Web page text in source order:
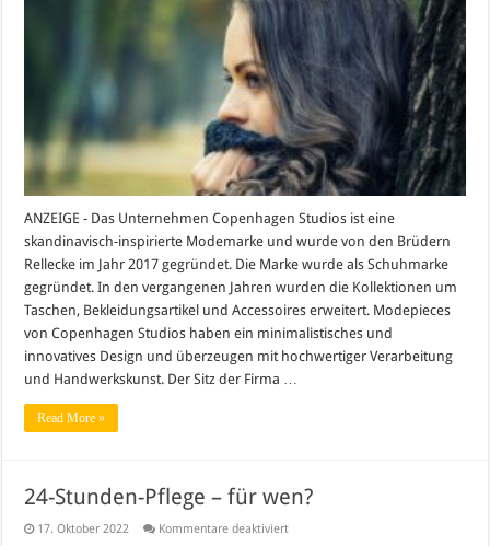
Mode
neu
interpretiert
ANZEIGE - Das Unternehmen Copenhagen Studios ist eine
skandinavisch-inspirierte Modemarke und wurde von den Brüdern
Rellecke im Jahr 2017 gegründet. Die Marke wurde als Schuhmarke
gegründet. In den vergangenen Jahren wurden die Kollektionen um
Taschen, Bekleidungsartikel und Accessoires erweitert. Modepieces
von Copenhagen Studios haben ein minimalistisches und
innovatives Design und überzeugen mit hochwertiger Verarbeitung
und Handwerkskunst. Der Sitz der Firma …
Read More »
24-Stunden-Pflege – für wen?
17. Oktober 2022 Kommentare deaktiviertfür